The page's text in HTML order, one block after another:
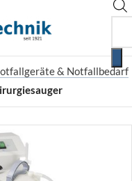
& Notfallbedarf